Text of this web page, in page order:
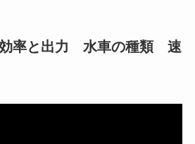
率と出力 水車の種類 速